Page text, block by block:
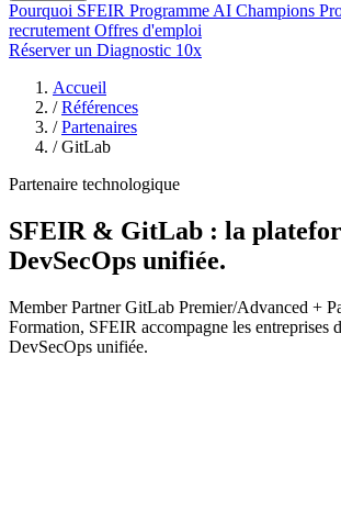
Pourquoi SFEIR Programme AI Champions
recrutement Offres d'emploi
Réserver un Diagnostic 10x
Accueil
/ Références
/ Partenaires
/ GitLab
Partenaire technologique
SFEIR & GitLab : la
DevSecOps unifiée.
Member Partner GitLab Premier/Advanced +
Formation, SFEIR accompagne les entreprises
DevSecOps unifiée.